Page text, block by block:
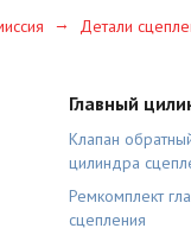
→ Детали
Главный
Клапан
цилиндра
Ремкомплект
сцепления